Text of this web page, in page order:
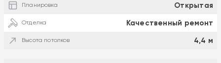
Планировка Открытая
Отделка Качественный ремонт
Высота потолков 4,4 м